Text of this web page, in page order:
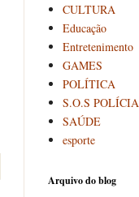
CULTURA
Educação
Entretenimento
GAMES
POLÍTICA
S.O.S POLÍCIA
SAÚDE
esporte
Arquivo do blog